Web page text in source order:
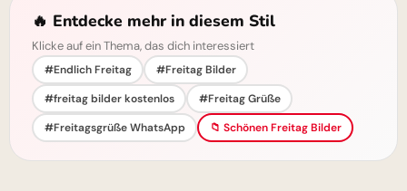
🔥 Entdecke mehr in diesem Stil
Klicke auf ein Thema, das dich interessiert
#Endlich Freitag
#Freitag Bilder
#freitag bilder kostenlos
#Freitag Grüße
#Freitagsgrüße WhatsApp
📁 Schönen Freitag Bilder